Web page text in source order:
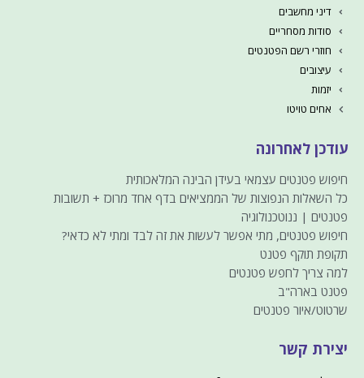
דיני מחשבים
סודות מסחריים
חוזרי רשם הפטנטים
עיצובים
יזמות
אחים טויטו
עודכן לאחרונה
חיפוש פטנטים עצמאי בעידן הבינה המלאכותית
כל השאלות הנפוצות של הממציאים בדף אחד מרוכז + תשובות
פטנטים | ננוטכנולוגיה
חיפוש פטנטים, מתי אפשר לעשות את זה לבד ומתי לא כדאי?
תקופת תוקף פטנט
למה צריך לחפש פטנטים
פטנט בארה"ב
שרטוט/איור פטנטים
יצירת קשר